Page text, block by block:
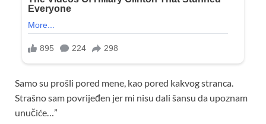
Samo su prošli pored mene, kao pored kakvog stranca.
Strašno sam povrijeđen jer mi nisu dali šansu da upoznam
unučiće…”